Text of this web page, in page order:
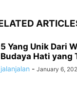
5 Yang Unik Dari
Budaya Hati yang
jalanjalan - January 6,